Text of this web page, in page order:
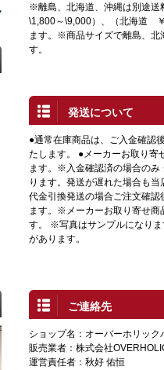
※離島、北海道、沖縄は別途送
\1,800～\9,000）、（北海道
ます。※商品サイズで離島、北
す。
発送について
●通常在庫商品は、ご入金確認
たします。 ●メーカーお取り寄
ます。※入金確認済の場合の
ります。発送が遅れた場合も
代金引換発送の場合ご注文確
ます。※メーカーお取り寄せ商
す。 ※写真はサンプルになり
があります。
ご連絡先
ショップ名：オーバーホリック
販売業者：株式会社
運営責任者：秋好 佑恒